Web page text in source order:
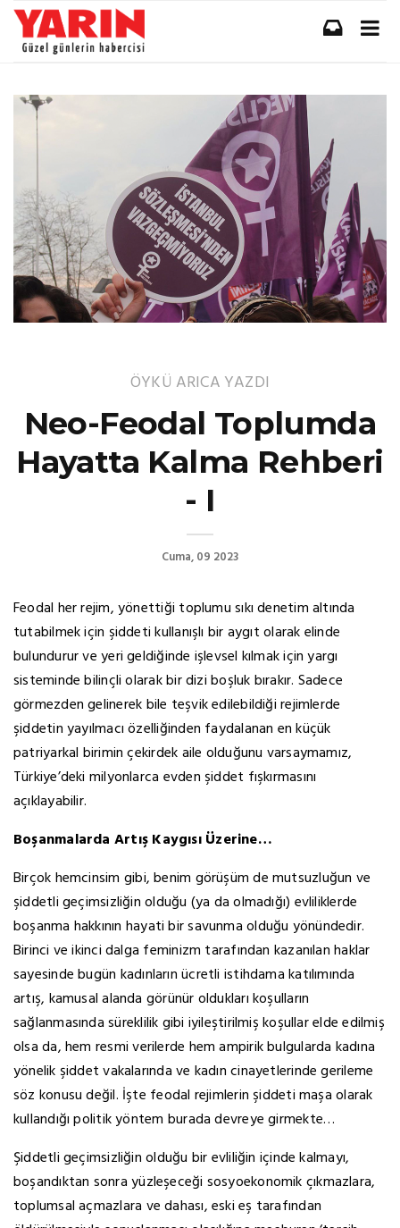
ÖYKÜ ARICA YAZDI
Neo-Feodal Toplumda
Hayatta Kalma Rehberi
- I
Cuma, 09 2023
Feodal her rejim, yönettiği toplumu sıkı denetim altında
tutabilmek için şiddeti kullanışlı bir aygıt olarak elinde
bulundurur ve yeri geldiğinde işlevsel kılmak için yargı
sisteminde bilinçli olarak bir dizi boşluk bırakır. Sadece
görmezden gelinerek bile teşvik edilebildiği rejimlerde
şiddetin yayılmacı özelliğinden faydalanan en küçük
patriyarkal birimin çekirdek aile olduğunu varsaymamız,
Türkiye’deki milyonlarca evden şiddet fışkırmasını
açıklayabilir.
Boşanmalarda Artış Kaygısı Üzerine…
Birçok hemcinsim gibi, benim görüşüm de mutsuzluğun ve
şiddetli geçimsizliğin olduğu (ya da olmadığı) evliliklerde
boşanma hakkının hayati bir savunma olduğu yönündedir.
Birinci ve ikinci dalga feminizm tarafından kazanılan haklar
sayesinde bugün kadınların ücretli istihdama katılımında
artış, kamusal alanda görünür oldukları koşulların
sağlanmasında süreklilik gibi iyileştirilmiş koşullar elde edilmiş
olsa da, hem resmi verilerde hem ampirik bulgularda kadına
yönelik şiddet vakalarında ve kadın cinayetlerinde gerileme
söz konusu değil. İşte feodal rejimlerin şiddeti maşa olarak
kullandığı politik yöntem burada devreye girmekte…
Şiddetli geçimsizliğin olduğu bir evliliğin içinde kalmayı,
boşandıktan sonra yüzleşeceği sosyoekonomik çıkmazlara,
toplumsal açmazlara ve dahası, eski eş tarafından